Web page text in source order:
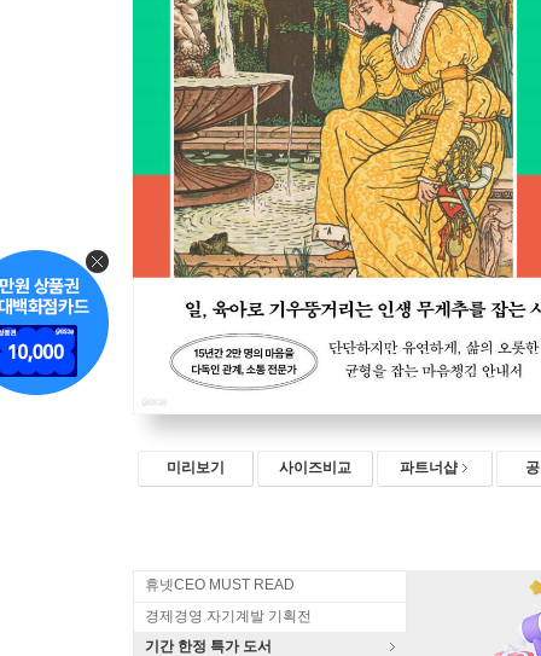
미리보기 사이즈비교 파트너샵
휴넷CEO MUST READ
경제경영 자기계발 기획전
기간 한정 특가 도서